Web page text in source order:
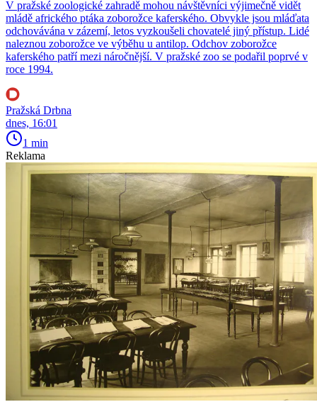
V pražské zoologické zahradě mohou návštěvníci výjimečně vidět
mládě afrického ptáka zoborožce kaferského. Obvykle jsou mláďata
odchovávána v zázemí, letos vyzkoušeli chovatelé jiný přístup. Lidé
naleznou zoborožce ve výběhu u antilop. Odchov zoborožce
kaferského patří mezi náročnější. V pražské zoo se podařil poprvé v
roce 1994.
Pražská Drbna
dnes, 16:01
1 min
Reklama